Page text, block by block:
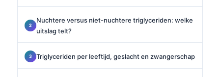
Nuchtere versus niet-nuchtere triglyceriden: welke
uitslag telt?
Triglyceriden per leeftijd, geslacht en zwangerschap